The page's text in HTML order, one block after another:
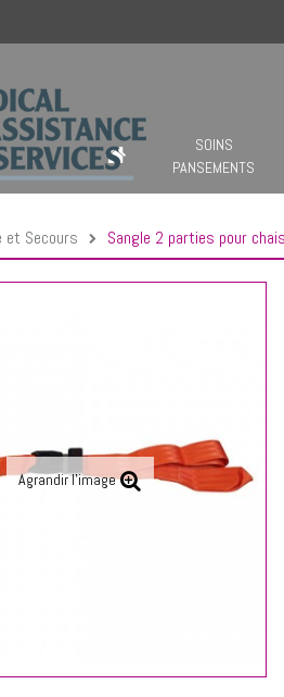
SOINS
PANSEMENTS
et Secours Sangle 2 parties pour
Agrandir l'image